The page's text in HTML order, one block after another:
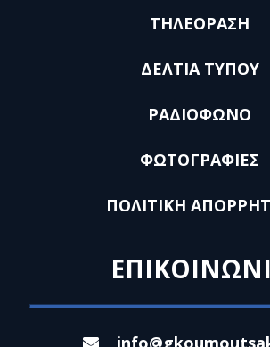
ΤΗΛΕΟΡΑΣΗ
ΔΕΛΤΙΑ ΤΥΠΟΥ
ΡΑΔΙΟΦΩΝΟ
ΦΩΤΟΓΡΑΦΙΕΣ
ΠΟΛΙΤΙΚΗ